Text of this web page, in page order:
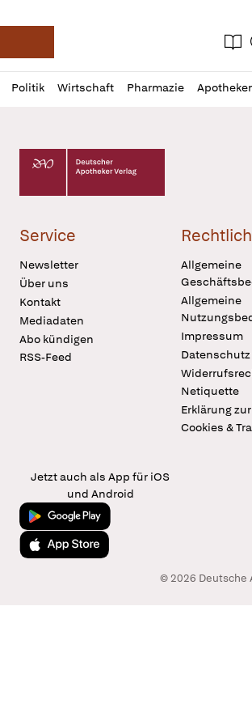
Deutsche Apotheker Zeitung
Aktuelle
login
Politik Wirtschaft Pharmazie
Profil
öffnen
Daz
Pur
Deutscher Apotheker Verlag Logo
Service
Newsletter
Über uns
Kontakt
Mediadaten
Abo kündigen
RSS-Feed
Allgemeine
Allgemeine
Impressum
Datenschutz
Netiquette
Erklärung
Cookies &
Jetzt auch als App für iOS
und Android
Jetzt bei Google Play
Laden im App Store
© 2026 Deutsche